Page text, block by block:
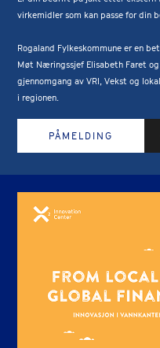
virkemidler som kan passe for din
Rogaland Fylkeskommune er en
Møt Næringssjef Elisabeth Faret
gjennomgang av VRI, Vekst og
i regionen.
PÅMELDING